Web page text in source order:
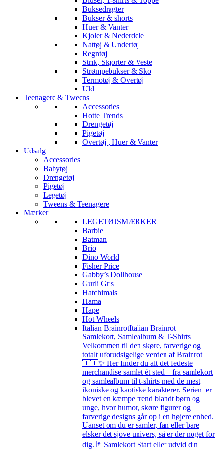
Buksedragter
Bukser & shorts
Huer & Vanter
Kjoler & Nederdele
Nattøj & Undertøj
Regntøj
Strik, Skjorter & Veste
Strømpebukser & Sko
Termotøj & Overtøj
Uld
Teenagere & Tweens
Accessories
Hotte Trends
Drengetøj
Pigetøj
Overtøj , Huer & Vanter
Udsalg
Accessories
Babytøj
Drengetøj
Pigetøj
Legetøj
Tweens & Teenagere
Mærker
LEGETØJSMÆRKER
Barbie
Batman
Brio
Dino World
Fisher Price
Gabby’s Dollhouse
Gurli Gris
Hatchimals
Hama
Hape
Hot Wheels
Italian BrainrotItalian Brainrot –
Samlekort, Samlealbum & T-Shirts
Velkommen til den skøre, farverige og
totalt uforudsigelige verden af Brainrot
🇮🇹✨ Her finder du alt det fedeste
merchandise samlet ét sted – fra samlekort
og samlealbum til t-shirts med de mest
ikoniske og kaotiske karakterer. Serien er
blevet en kæmpe trend blandt børn og
unge, hvor humor, skøre figurer og
farverige designs går op i en højere enhed.
Uanset om du er samler, fan eller bare
elsker det sjove univers, så er der noget for
dig. 🃏 Samlekort Start eller udvid din